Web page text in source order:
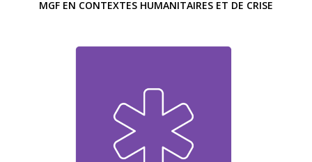
MGF EN CONTEXTES HUMANITAIRES ET DE CRISE